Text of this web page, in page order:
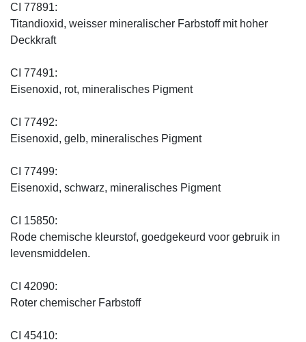
CI 77891:
Titandioxid, weisser mineralischer Farbstoff mit hoher
Deckkraft
CI 77491:
Eisenoxid, rot, mineralisches Pigment
CI 77492:
Eisenoxid, gelb, mineralisches Pigment
CI 77499:
Eisenoxid, schwarz, mineralisches Pigment
CI 15850:
Rode chemische kleurstof, goedgekeurd voor gebruik in
levensmiddelen.
CI 42090:
Roter chemischer Farbstoff
CI 45410: